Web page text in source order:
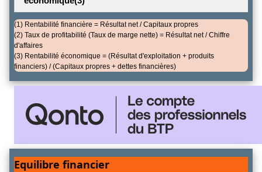
(1) Rentabilité financière = Résultat net / Capitaux propres
(2) Taux de profitabilité (Taux de marge nette) = Résultat net / Chiffre
d'affaires
(3) Rentabilité économique = (Résultat d'exploitation + produits
financiers) / (Capitaux propres + dettes financières)
Equilibre financier